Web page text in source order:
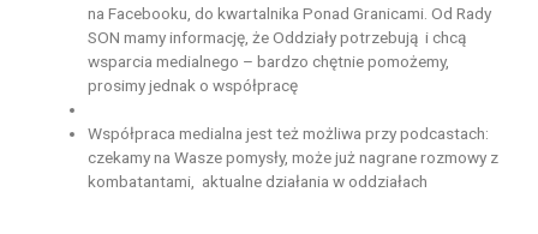
na Facebooku, do kwartalnika Ponad Granicami. Od Rady
SON mamy informację, że Oddziały potrzebują i chcą
wsparcia medialnego – bardzo chętnie pomożemy,
prosimy jednak o współpracę
Współpraca medialna jest też możliwa przy podcastach:
czekamy na Wasze pomysły, może już nagrane rozmowy z
kombatantami, aktualne działania w oddziałach